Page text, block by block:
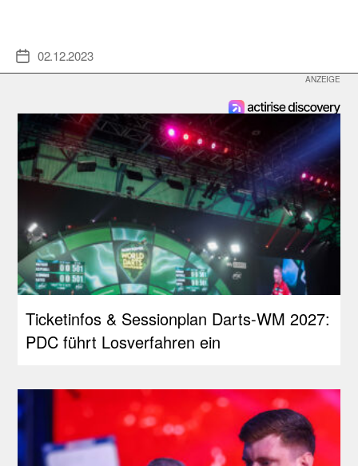
Veröffentlichungsdatum
02.12.2023
Ticketinfos & Sessionplan Darts-WM 2027:
PDC führt Losverfahren ein